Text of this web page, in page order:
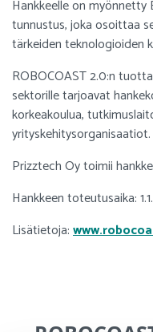
Hankkeelle on myönnetty
tunnustus, joka osoittaa
tärkeiden teknologioiden
ROBOCOAST 2.0:n
sektorille tarjoavat
korkeakoulua,
yrityskehitysorganisaatiot.
Prizztech Oy toimii
Hankkeen toteutusaika:
Lisätietoja: